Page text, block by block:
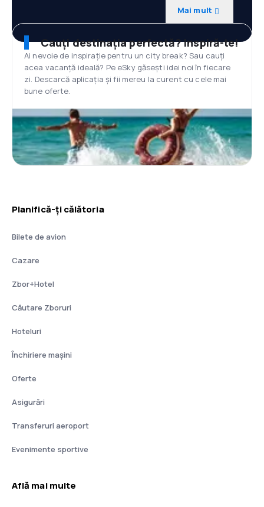
Mai mult
Cauți destinația perfectă? Inspiră-te!
Ai nevoie de inspirație pentru un city break? Sau cauți
acea vacanță ideală? Pe eSky găsești idei noi în fiecare
zi. Descarcă aplicația și fii mereu la curent cu cele mai
bune oferte.
Planifică-ți călătoria
Bilete de avion
Cazare
Zbor+Hotel
Căutare Zboruri
Hoteluri
Închiriere mașini
Oferte
Asigurări
Transferuri aeroport
Evenimente sportive
Află mai multe